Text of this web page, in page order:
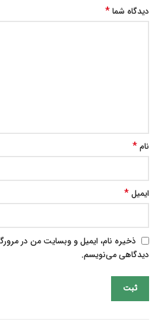
دیدگاه شما*
نام*
ایمیل*
ذخیره نام، ایمیل و وبسایت من در
دیدگاهی می‌نویسم.